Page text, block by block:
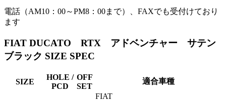
電話（AM10：00～PM8：00まで）、FAXでも受付けており
ます
FIAT DUCATO RTX アドベンチャー サテン
ブラック SIZE SPEC
SIZE
HOLE /
PCD
OFF
SET
適合車種
FIAT